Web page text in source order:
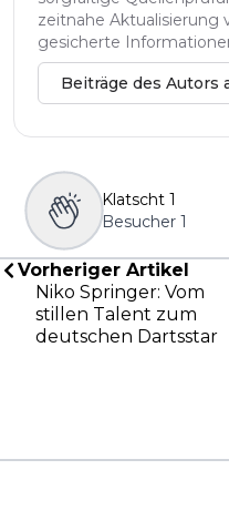
zeitnahe Aktualisierung
gesicherte
Beiträge des Autors
Klatscht 1
Besucher 1
Vorheriger Artikel
Niko Springer: Vom
stillen Talent zum
deutschen Dartsstar